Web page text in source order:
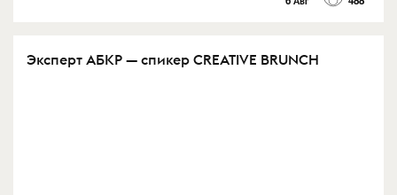
Эксперт АБКР — спикер CREATIVE BRUNCH